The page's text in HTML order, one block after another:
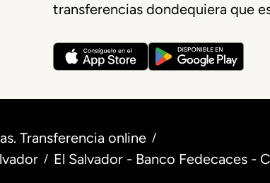
transferencias dondequiera que
Transferencia online /
/ El Salvador - Banco Fedecaces -